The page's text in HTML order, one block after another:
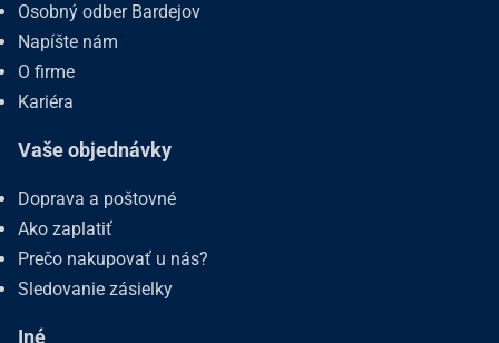
Osobný odber Bardejov
Napíšte nám
O firme
Kariéra
Vaše objednávky
Doprava a poštovné
Ako zaplatiť
Prečo nakupovať u nás?
Sledovanie zásielky
Iné